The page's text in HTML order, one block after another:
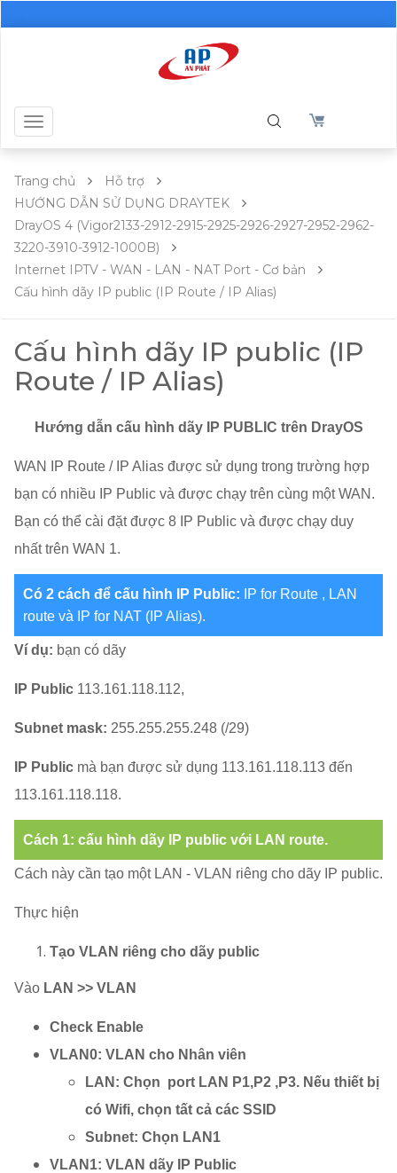
Toggle
navigation
Trang chủ
Hỗ trợ
HƯỚNG DẪN SỬ DỤNG DRAYTEK
DrayOS 4 (Vigor2133-2912-2915-2925-2926-2927-2952-2962-
3220-3910-3912-1000B)
Internet IPTV - WAN - LAN - NAT Port - Cơ bản
Cấu hình dãy IP public (IP Route / IP Alias)
Cấu hình dãy IP public (IP
Route / IP Alias)
Hướng dẫn cấu hình dãy IP PUBLIC trên DrayOS
WAN IP Route / IP Alias được sử dụng trong trường hợp
bạn có nhiều IP Public và được chạy trên cùng một WAN.
Bạn có thể cài đặt được 8 IP Public và được chạy duy
nhất trên WAN 1.
Có 2 cách để cấu hình IP Public:
IP for Route , LAN
route và IP for NAT (IP Alias).
Ví dụ: bạn có dãy
IP Public 113.161.118.112,
Subnet mask: 255.255.255.248 (/29)
IP Public mà bạn được sử dụng 113.161.118.113 đến
113.161.118.118.
Cách 1: cấu hình dãy IP public với LAN route.
Cách này cần tạo một LAN - VLAN riêng cho dãy IP public.
Thực hiện
Tạo VLAN riêng cho dãy public
Vào LAN >> VLAN
Check Enable
VLAN0: VLAN cho Nhân viên
LAN: Chọn port LAN P1,P2 ,P3. Nếu thiết bị
có Wifi, chọn tất cả các SSID
Subnet: Chọn LAN1
VLAN1: VLAN dãy IP Public